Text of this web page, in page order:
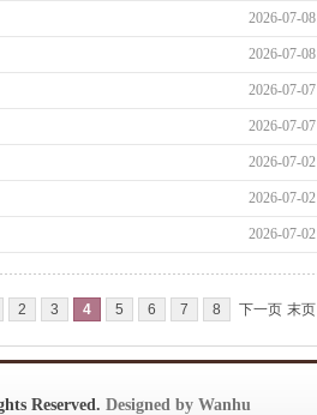
2026-07-08
2026-07-08
2026-07-07
2026-07-07
2026-07-02
2026-07-02
2026-07-02
2 3 4 5 6 7 8 下一页 末页
Reserved. Designed by Wanhu